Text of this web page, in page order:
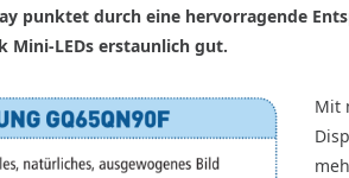
punktet durch eine hervorragende
Mini-LEDs erstaunlich gut.
Mit